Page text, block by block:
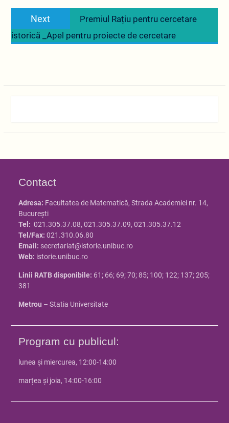
Next
post:
Premiul Rațiu pentru cercetare
istorică _Apel pentru proiecte de cercetare
Contact
Adresa: Facultatea de Matematică, Strada Academiei nr. 14,
Bucureşti
Tel: 021.305.37.08, 021.305.37.09, 021.305.37.12
Tel/Fax: 021.310.06.80
Email: secretariat@istorie.unibuc.ro
Web: istorie.unibuc.ro
Linii RATB disponibile: 61; 66; 69; 70; 85; 100; 122; 137; 205;
381
Metrou – Statia Universitate
Program cu publicul:
lunea și miercurea, 12:00-14:00
marțea și joia, 14:00-16:00